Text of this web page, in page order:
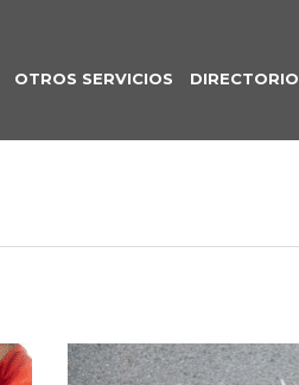
OTROS SERVICIOS DIRECTORIO